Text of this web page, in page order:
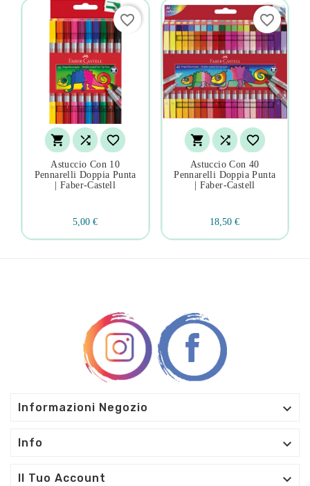
  
Astuccio Con 10
Pennarelli Doppia Punta
| Faber-Castell
5,00 €
favorite_border
  
Astuccio Con 40
Pennarelli Doppia Punta
| Faber-Castell
18,50 €
favorite_border
Informazioni Negozio 
Info 
Il Tuo Account 